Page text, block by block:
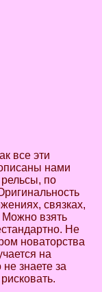
все эти
нами
по
связках,
взять
Не
новаторства
на
знаете за